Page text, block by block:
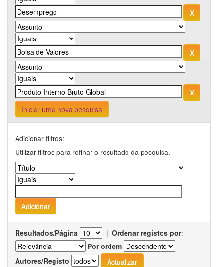
Iniciar uma nova pesquisa
Adicionar filtros:
Utilizar filtros para refinar o resultado da pesquisa.
Resultados/Página | Ordenar registos por:
Por ordem
Autores/Registo